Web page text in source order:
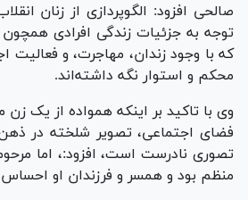
صالحی افزود: الگوپردازی از زنان
توجه به جزئیات زندگی افرادی
که با وجود زندان، مهاجرت، و فعالیت
محکم و استوار نگه داشته‌اند.
وی با تاکید بر اینکه همواده از یک زن
فضای اجتماعی، تصویر شلخته در
تصوری نادرست است، افزود:، اما
منظم بود و همسر و فرزندان او احساس